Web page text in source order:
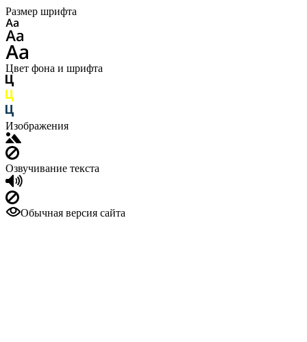
Размер шрифта
Цвет фона и шрифта
Изображения
Озвучивание текста
Обычная версия сайта